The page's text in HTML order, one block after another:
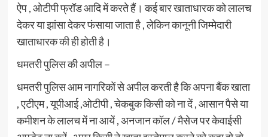
ऐप , ओटीपी फ्रॉड आदि में करते हैं। कई बार खाताधारक को लालच
देकर या झांसा देकर फंसाया जाता है , लेकिन कानूनी जिम्मेदारी
खाताधारक की ही होती है।
धमतरी पुलिस की अपील –
धमतरी पुलिस आम नागरिकों से अपील करती है कि अपना बैंक खाता
, एटीएम , यूपीआई ,ओटीपी , चेकबुक किसी को ना दें , आसान पैसे या
कमीशन के लालच में ना आयें , अनजान कॉल / मैसेज पर केवाईसी